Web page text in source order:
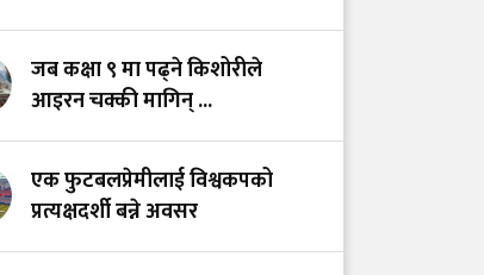
भयरहित 'जीवनरक्षक',
सुरक्षित अस्पताल:
स्वास्थ्यकर्मी सुरक्षा ऐनमा
कडा परिमार्जनको
जब कक्षा ९ मा पढ्ने किशोरीले
आइरन चक्की मागिन् ...
एक फुटबलप्रेमीलाई विश्वकपको
प्रत्यक्षदर्शी बन्ने अवसर